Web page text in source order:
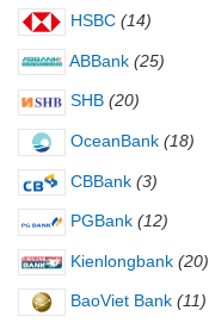
HSBC (14)
ABBank (25)
SHB (20)
OceanBank (18)
CBBank (3)
PGBank (12)
Kienlongbank (20)
BaoViet Bank (11)